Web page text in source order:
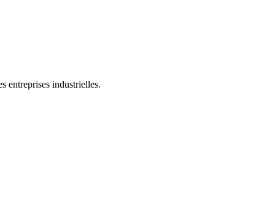
entreprises industrielles.